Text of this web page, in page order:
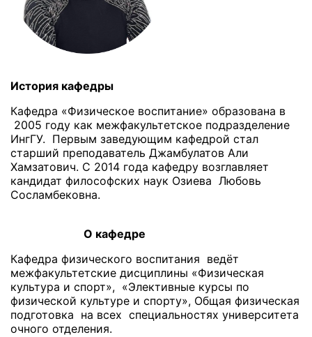
История кафедры
Кафедра «Физическое воспитание» образована в
2005 году как межфакультетское подразделение
ИнгГУ. Первым заведующим кафедрой стал
старший преподаватель Джамбулатов Али
Хамзатович. С 2014 года кафедру возглавляет
кандидат философских наук Озиева Любовь
Сосламбековна.
О кафедре
Кафедра физического воспитания ведёт
межфакультетские дисциплины «Физическая
культура и спорт», «Элективные курсы по
физической культуре и спорту», Общая физическая
подготовка на всех специальностях университета
очного отделения.